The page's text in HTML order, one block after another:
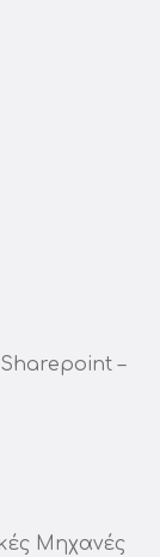
Sharepoint –
Μηχανές